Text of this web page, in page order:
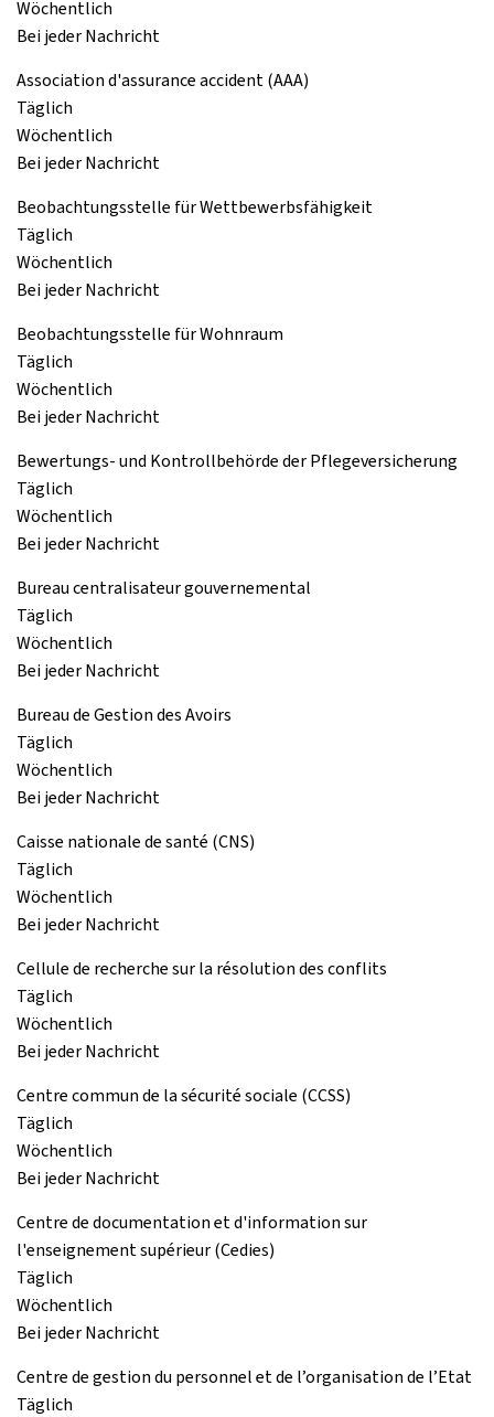
Wöchentlich
Bei jeder Nachricht
Association d'assurance accident (AAA)
Täglich
Wöchentlich
Bei jeder Nachricht
Beobachtungsstelle für Wettbewerbsfähigkeit
Täglich
Wöchentlich
Bei jeder Nachricht
Beobachtungsstelle für Wohnraum
Täglich
Wöchentlich
Bei jeder Nachricht
Bewertungs- und Kontrollbehörde der Pflegeversicherung
Täglich
Wöchentlich
Bei jeder Nachricht
Bureau centralisateur gouvernemental
Täglich
Wöchentlich
Bei jeder Nachricht
Bureau de Gestion des Avoirs
Täglich
Wöchentlich
Bei jeder Nachricht
Caisse nationale de santé (CNS)
Täglich
Wöchentlich
Bei jeder Nachricht
Cellule de recherche sur la résolution des conflits
Täglich
Wöchentlich
Bei jeder Nachricht
Centre commun de la sécurité sociale (CCSS)
Täglich
Wöchentlich
Bei jeder Nachricht
Centre de documentation et d'information sur
l'enseignement supérieur (Cedies)
Täglich
Wöchentlich
Bei jeder Nachricht
Centre de gestion du personnel et de l’organisation de l’Etat
Täglich